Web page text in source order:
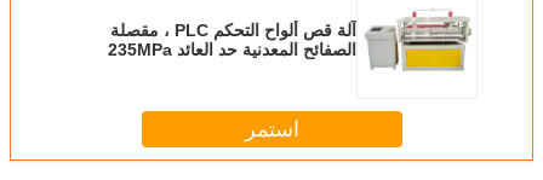
آلة قص ألواح التحكم PLC ، مقصلة
الصفائح المعدنية حد العائد 235MPa
استمر